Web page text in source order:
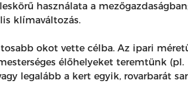
használata a
klímaváltozás.
okot vette célba. Az ipari
élőhelyeket teremtünk (pl.
legalább a kert egyik, rovarbarát